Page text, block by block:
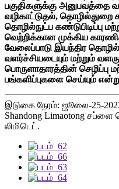
பகுதிகளுக்கு அனுபவத்தை
வழிகாட்டுதல், தொழில்துறை
தொழில்நுட்ப கண்டுபிடிப்பு
வெற்றிக்கான முக்கிய
வேலைப்பாடு இயந்திர
வளர்ச்சியடையும் மற்றும்
பொருளாதாரத்தின் செழிப்பு
பங்களிப்புகளை செய்யும்
இடுகை நேரம்: ஜூலை-25-
Shandong Limaotong
லிமிடெட்.